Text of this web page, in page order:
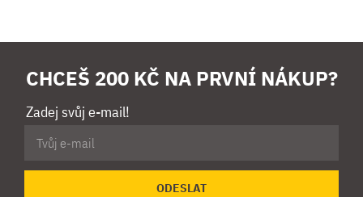
CHCEŠ 200 KČ NA PRVNÍ NÁKUP?
Zadej svůj e-mail!
ODESLAT